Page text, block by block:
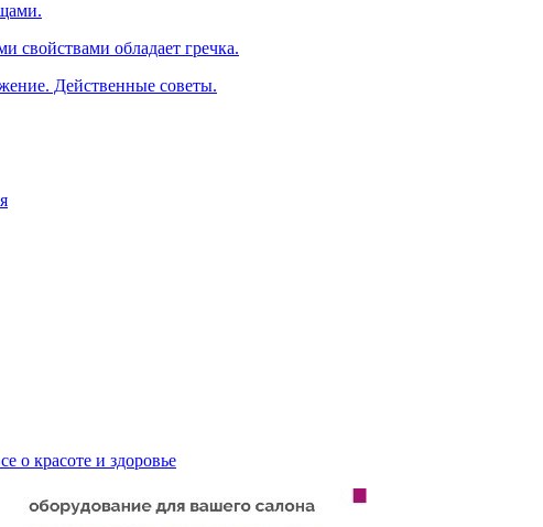
обладает гречка.
Действенные советы.
о красоте и здоровье